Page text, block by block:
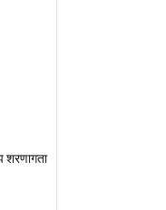
शरणागता